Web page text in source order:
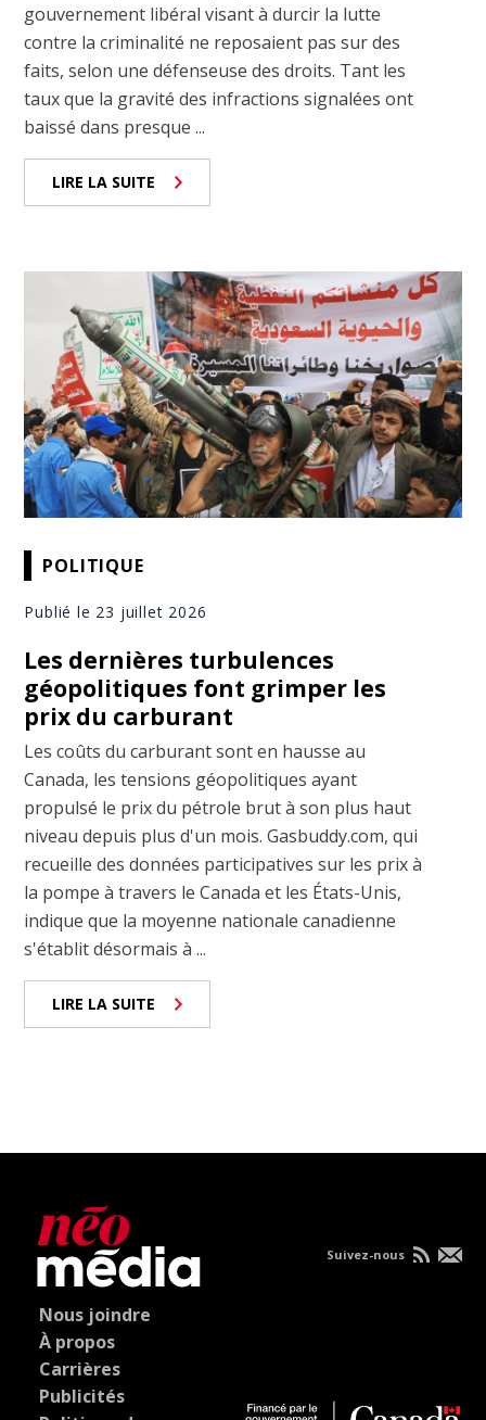
gouvernement libéral visant à durcir la lutte
contre la criminalité ne reposaient pas sur des
faits, selon une défenseuse des droits. Tant les
taux que la gravité des infractions signalées ont
baissé dans presque ...
LIRE LA SUITE
POLITIQUE
Publié le 23 juillet 2026
Les dernières turbulences
géopolitiques font grimper les
prix du carburant
Les coûts du carburant sont en hausse au
Canada, les tensions géopolitiques ayant
propulsé le prix du pétrole brut à son plus haut
niveau depuis plus d'un mois. Gasbuddy.com, qui
recueille des données participatives sur les prix à
la pompe à travers le Canada et les États-Unis,
indique que la moyenne nationale canadienne
s'établit désormais à ...
LIRE LA SUITE
Nous joindre
À propos
Carrières
Publicités
Suivez-nous